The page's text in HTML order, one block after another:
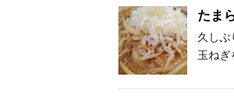
たま
久しぶ
玉ね